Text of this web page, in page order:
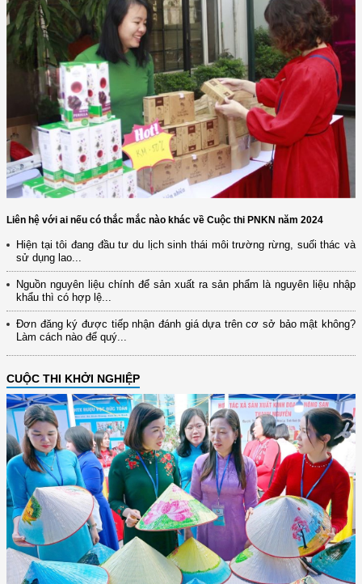
Liên hệ với ai nếu có thắc mắc nào khác về Cuộc thi PNKN năm 2024
Hiện tại tôi đang đầu tư du lịch sinh thái môi trường rừng, suối thác và
sử dụng lao...
Nguồn nguyên liệu chính để sản xuất ra sản phẩm là nguyên liệu nhập
khẩu thì có hợp lệ...
Đơn đăng ký được tiếp nhận đánh giá dựa trên cơ sở bảo mật không?
Làm cách nào để quý...
CUỘC THI KHỞI NGHIỆP